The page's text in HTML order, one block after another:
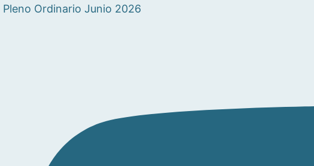
Pleno Ordinario Junio 2026